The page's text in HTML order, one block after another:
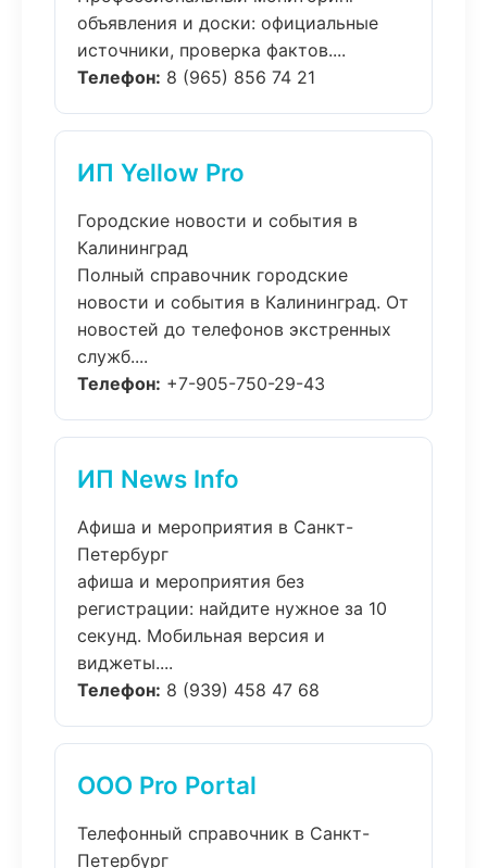
объявления и доски: официальные
источники, проверка фактов....
Телефон: 8 (965) 856 74 21
ИП Yellow Pro
Городские новости и события в
Калининград
Полный справочник городские
новости и события в Калининград. От
новостей до телефонов экстренных
служб....
Телефон: +7-905-750-29-43
ИП News Info
Афиша и мероприятия в Санкт-
Петербург
афиша и мероприятия без
регистрации: найдите нужное за 10
секунд. Мобильная версия и
виджеты....
Телефон: 8 (939) 458 47 68
ООО Pro Portal
Телефонный справочник в Санкт-
Петербург